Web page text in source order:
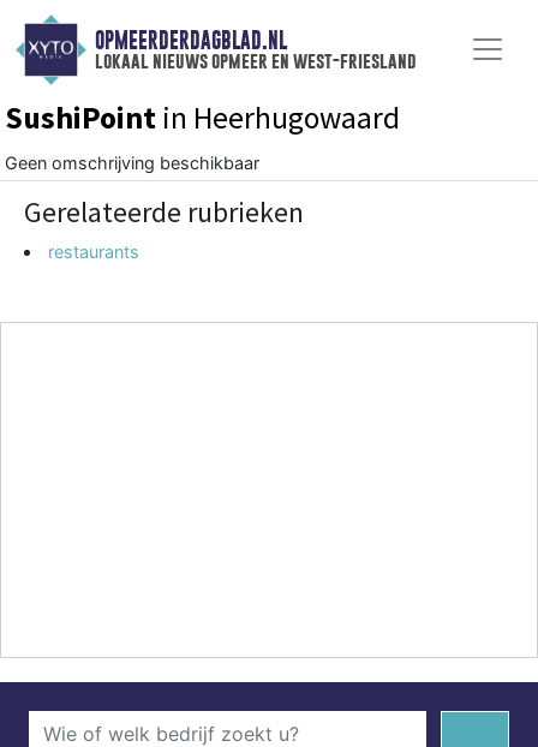
OPMEERDERDAGBLAD.NL
lokaal nieuws opmeer en west-friesland
SushiPoint in Heerhugowaard
Geen omschrijving beschikbaar
Gerelateerde rubrieken
restaurants